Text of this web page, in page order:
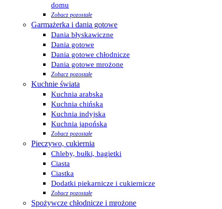
domu
Zobacz pozostałe
Garmażerka i dania gotowe
Dania błyskawiczne
Dania gotowe
Dania gotowe chłodnicze
Dania gotowe mrożone
Zobacz pozostałe
Kuchnie świata
Kuchnia arabska
Kuchnia chińska
Kuchnia indyjska
Kuchnia japońska
Zobacz pozostałe
Pieczywo, cukiernia
Chleby, bułki, bagietki
Ciasta
Ciastka
Dodatki piekarnicze i cukiernicze
Zobacz pozostałe
Spożywcze chłodnicze i mrożone